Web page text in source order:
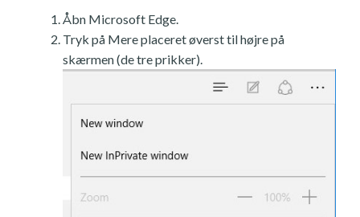
Åbn Microsoft Edge.
Tryk på Mere placeret øverst til højre på
skærmen (de tre prikker).